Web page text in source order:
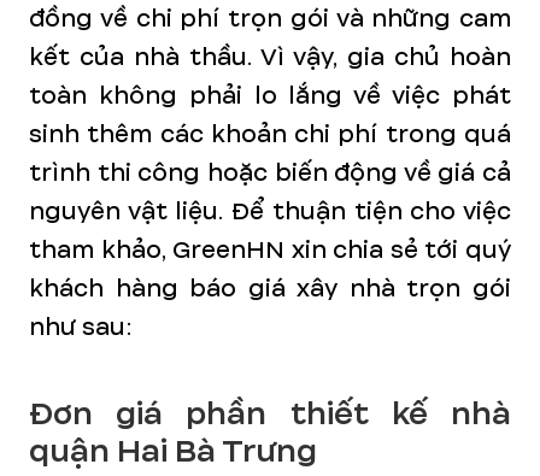
đồng về chi phí trọn gói và những cam
kết của nhà thầu. Vì vậy, gia chủ hoàn
toàn không phải lo lắng về việc phát
sinh thêm các khoản chi phí trong quá
trình thi công hoặc biến động về giá cả
nguyên vật liệu. Để thuận tiện cho việc
tham khảo, GreenHN xin chia sẻ tới quý
khách hàng báo giá xây nhà trọn gói
như sau:
Đơn giá phần thiết kế nhà
quận Hai Bà Trưng